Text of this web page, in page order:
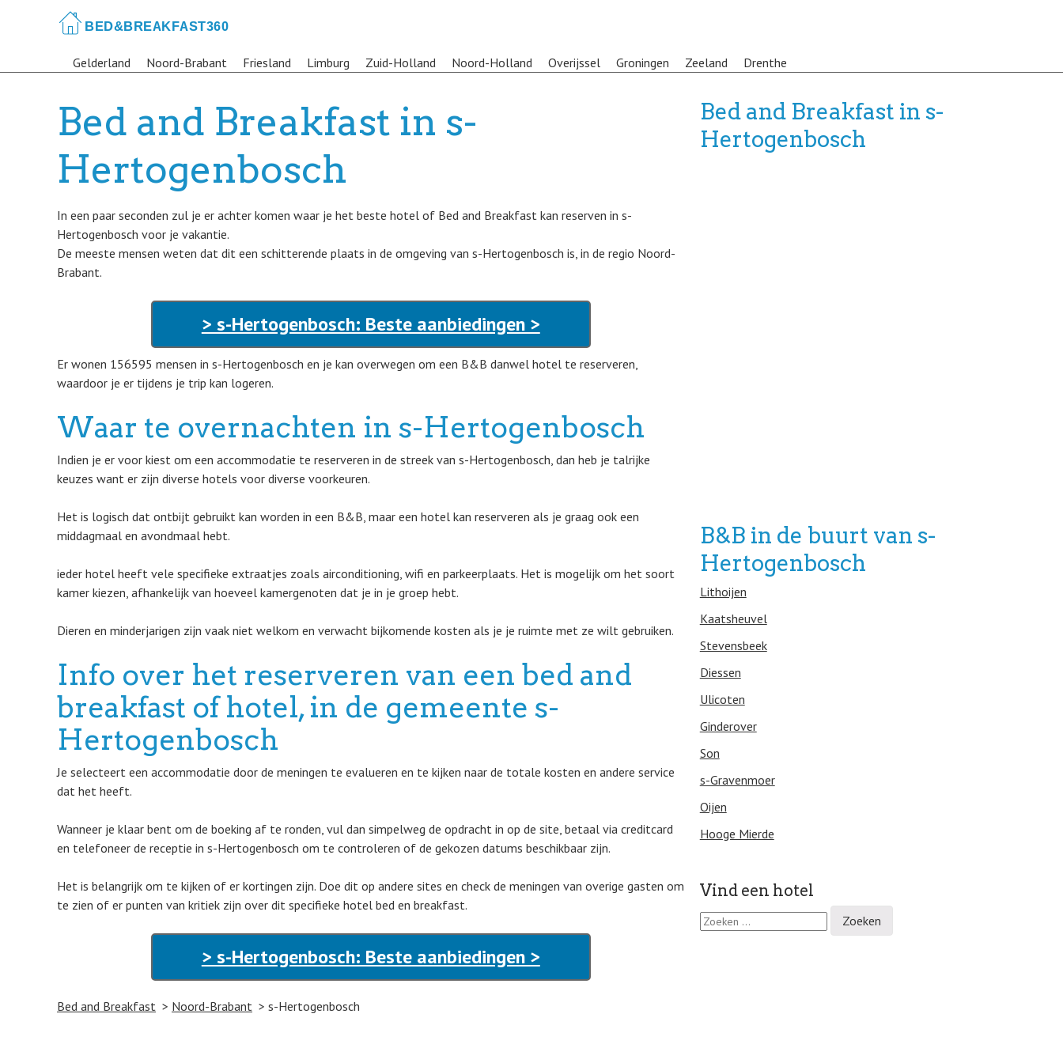
Gelderland Noord-Brabant Friesland Limburg Zuid-Holland Noord-Holland Overijssel Groningen Zeeland Drenthe
Bed and Breakfast in s-
Hertogenbosch
In een paar seconden zul je er achter komen waar je het beste hotel of Bed and Breakfast kan reserven in s-
Hertogenbosch voor je vakantie.
De meeste mensen weten dat dit een schitterende plaats in de omgeving van s-Hertogenbosch is, in de regio Noord-
Brabant.
> s-Hertogenbosch: Beste aanbiedingen >
Er wonen 156595 mensen in s-Hertogenbosch en je kan overwegen om een B&B danwel hotel te reserveren,
waardoor je er tijdens je trip kan logeren.
Waar te overnachten in s-Hertogenbosch
Indien je er voor kiest om een accommodatie te reserveren in de streek van s-Hertogenbosch, dan heb je talrijke
keuzes want er zijn diverse hotels voor diverse voorkeuren.
Het is logisch dat ontbijt gebruikt kan worden in een B&B, maar een hotel kan reserveren als je graag ook een
middagmaal en avondmaal hebt.
ieder hotel heeft vele specifieke extraatjes zoals airconditioning, wifi en parkeerplaats. Het is mogelijk om het soort
kamer kiezen, afhankelijk van hoeveel kamergenoten dat je in je groep hebt.
Dieren en minderjarigen zijn vaak niet welkom en verwacht bijkomende kosten als je je ruimte met ze wilt gebruiken.
Info over het reserveren van een bed and
breakfast of hotel, in de gemeente s-
Hertogenbosch
Je selecteert een accommodatie door de meningen te evalueren en te kijken naar de totale kosten en andere service
dat het heeft.
Wanneer je klaar bent om de boeking af te ronden, vul dan simpelweg de opdracht in op de site, betaal via creditcard
en telefoneer de receptie in s-Hertogenbosch om te controleren of de gekozen datums beschikbaar zijn.
Het is belangrijk om te kijken of er kortingen zijn. Doe dit op andere sites en check de meningen van overige gasten om
te zien of er punten van kritiek zijn over dit specifieke hotel bed en breakfast.
> s-Hertogenbosch: Beste aanbiedingen >
Bed and Breakfast Noord-Brabant s-Hertogenbosch
Bed and Breakfast in s-
Hertogenbosch
B&B in de buurt van s-
Hertogenbosch
Lithoijen
Kaatsheuvel
Stevensbeek
Diessen
Ulicoten
Ginderover
Son
s-Gravenmoer
Oijen
Hooge Mierde
Vind een hotel
Z
o